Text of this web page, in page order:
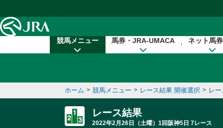
競馬メニュー 馬券・JRA-UMACA ネット馬
ホーム > 競馬メニュー > レース結果 開催選択 > レ
レース結果
2022年2月26日（土曜）1回阪神5日 7レース